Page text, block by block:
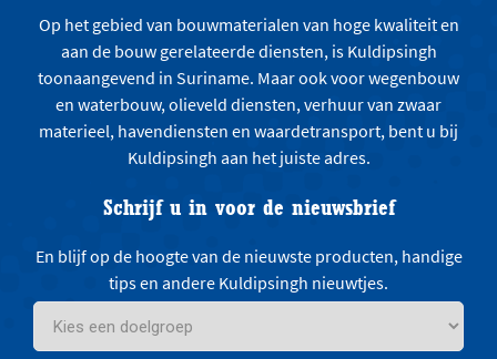
Op het gebied van bouwmaterialen van hoge kwaliteit en
aan de bouw gerelateerde diensten, is Kuldipsingh
toonaangevend in Suriname. Maar ook voor wegenbouw
en waterbouw, olieveld diensten, verhuur van zwaar
materieel, havendiensten en waardetransport, bent u bij
Kuldipsingh aan het juiste adres.
Schrijf u in voor de nieuwsbrief
En blijf op de hoogte van de nieuwste producten, handige
tips en andere Kuldipsingh nieuwtjes.